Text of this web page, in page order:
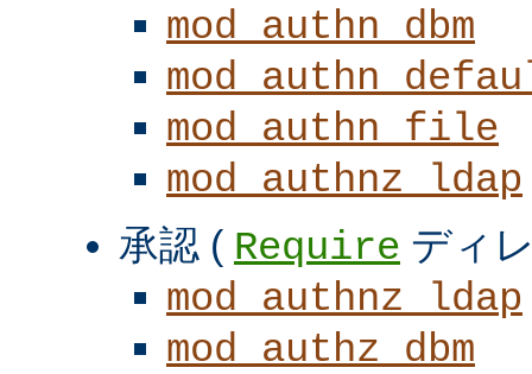
mod_authn_dbm
mod_authn_file
mod_authnz_ldap
承認 ( Require ディ
mod_authnz_ldap
mod_authz_dbm